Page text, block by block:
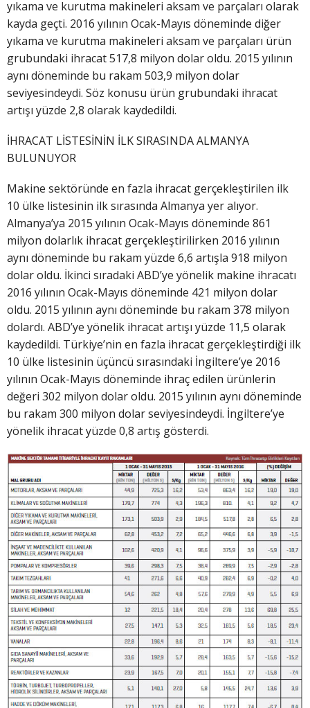
yıkama ve kurutma makineleri aksam ve parçaları olarak
kayda geçti. 2016 yılının Ocak-Mayıs döneminde diğer
yıkama ve kurutma makineleri aksam ve parçaları ürün
grubundaki ihracat 517,8 milyon dolar oldu. 2015 yılının
aynı döneminde bu rakam 503,9 milyon dolar
seviyesindeydi. Söz konusu ürün grubundaki ihracat
artışı yüzde 2,8 olarak kaydedildi.
İHRACAT LİSTESİNİN İLK SIRASINDA ALMANYA
BULUNUYOR
Makine sektöründe en fazla ihracat gerçekleştirilen ilk
10 ülke listesinin ilk sırasında Almanya yer alıyor.
Almanya’ya 2015 yılının Ocak-Mayıs döneminde 861
milyon dolarlık ihracat gerçekleştirilirken 2016 yılının
aynı döneminde bu rakam yüzde 6,6 artışla 918 milyon
dolar oldu. İkinci sıradaki ABD’ye yönelik makine ihracatı
2016 yılının Ocak-Mayıs döneminde 421 milyon dolar
oldu. 2015 yılının aynı döneminde bu rakam 378 milyon
dolardı. ABD’ye yönelik ihracat artışı yüzde 11,5 olarak
kaydedildi. Türkiye’nin en fazla ihracat gerçekleştirdiği ilk
10 ülke listesinin üçüncü sırasındaki İngiltere’ye 2016
yılının Ocak-Mayıs döneminde ihraç edilen ürünlerin
değeri 302 milyon dolar oldu. 2015 yılının aynı döneminde
bu rakam 300 milyon dolar seviyesindeydi. İngiltere’ye
yönelik ihracat yüzde 0,8 artış gösterdi.